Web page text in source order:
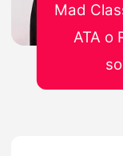
Mad
ATA o